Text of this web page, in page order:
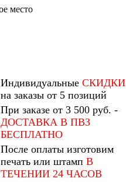
Индивидуальные СКИДКИ
на заказы от 5 позиций
При заказе от 3 500 руб. -
ДОСТАВКА В ПВЗ
БЕСПЛАТНО
После оплаты изготовим
печать или штамп В
ТЕЧЕНИИ 24 ЧАСОВ